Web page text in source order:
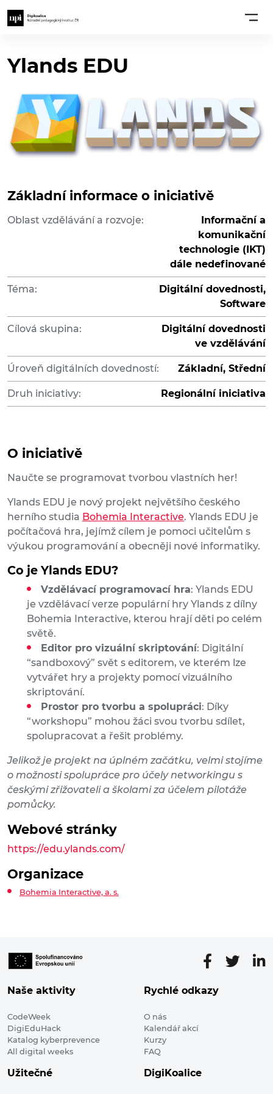
Ylands EDU
Základní informace o iniciativě
Oblast vzdělávání a rozvoje:
Informační a
komunikační
technologie (IKT)
dále nedefinované
Téma:
Digitální dovednosti,
Software
Cílová skupina:
Digitální dovednosti
ve vzdělávání
Úroveň digitálních dovedností: Základní, Střední
Druh iniciativy: Regionální iniciativa
O iniciativě
Naučte se programovat tvorbou vlastních her!
Ylands EDU je nový projekt největšího českého
herního studia Bohemia Interactive. Ylands EDU je
počítačová hra, jejímž cílem je pomoci učitelům s
výukou programování a obecněji nové informatiky.
Co je Ylands EDU?
Vzdělávací programovací hra: Ylands EDU
je vzdělávací verze populární hry Ylands z dílny
Bohemia Interactive, kterou hrají děti po celém
světě.
Editor pro vizuální skriptování: Digitální
“sandboxový” svět s editorem, ve kterém lze
vytvářet hry a projekty pomocí vizuálního
skriptování.
Prostor pro tvorbu a spolupráci: Díky
“workshopu” mohou žáci svou tvorbu sdílet,
spolupracovat a řešit problémy.
Jelikož je projekt na úplném začátku, velmi stojíme
o možnosti spolupráce pro účely networkingu s
českými zřižovateli a školami za účelem pilotáže
pomůcky.
Webové stránky
https://edu.ylands.com/
Organizace
Bohemia Interactive, a. s.
Naše aktivity
CodeWeek
DigiEduHack
Katalog kyberprevence
All digital weeks
Rychlé odkazy
O nás
Kalendář akcí
Kurzy
FAQ
Užitečné DigiKoalice